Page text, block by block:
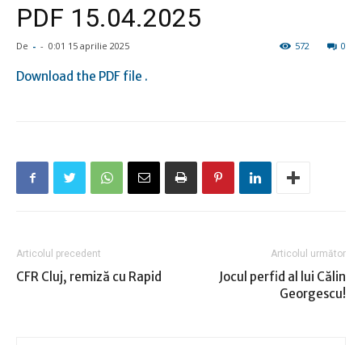
PDF 15.04.2025
De - - 0:01 15 aprilie 2025 0
572
Download the PDF file .
Articolul precedent
CFR Cluj, remiză cu Rapid
Articolul următor
Jocul perfid al lui Călin
Georgescu!